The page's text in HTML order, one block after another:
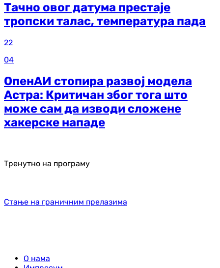
Тачно овог датума престаје
тропски талас, температура пада
22
04
ОпенАИ стопира развој модела
Астра: Критичан због тога што
може сам да изводи сложене
хакерске нападе
Тренутно на програму
Стање на граничним прелазима
О нама